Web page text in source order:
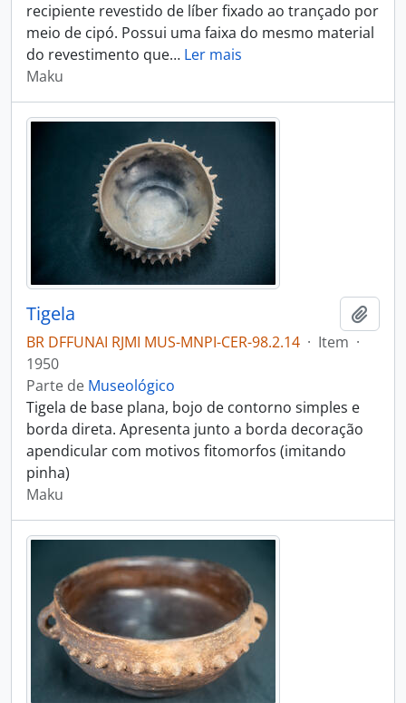
recipiente revestido de líber fixado ao trançado por
meio de cipó. Possui uma faixa do mesmo material
do revestimento que… Ler mais
Maku
Tigela
BR DFFUNAI RJMI MUS-MNPI-CER-98.2.14 · Item ·
1950
Parte de Museológico
Tigela de base plana, bojo de contorno simples e
borda direta. Apresenta junto a borda decoração
apendicular com motivos fitomorfos (imitando
pinha)
Maku